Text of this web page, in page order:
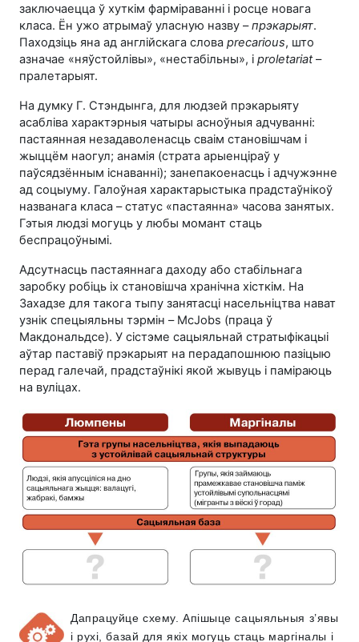
заключаецца ў хуткім фарміраванні і росце новага
класа. Ён ужо атрымаў уласную назву –прэкарыят.
Паходзіць яна ад англійскага слова precarious, што
азначае «няўстойлівы», «нестабільны», і proletariat–
пралетарыят.
На думку Г. Стэндынга, для людзей прэкарыяту
асабліва характэрныя чатыры асноўныя адчуванні:
пастаянная незадаволенасць сваім становішчам і
жыццём наогул; анамія (страта арыенціраў у
паўсядзённым існаванні); занепакоенасць і адчужэнне
ад соцыуму. Галоўная характарыстыка прадстаўнікоў
названага класа – статус «пастаянна» часова занятых.
Гэтыя людзі могуць у любы момант стаць
беспрацоўнымі.
Адсутнасць пастаяннага даходу або стабільнага
заробку робіць іх становішча хранічна хісткім. На
Захадзе для такога тыпу занятасці насельніцтва нават
узнік спецыяльны тэрмін – McJobs (праца ў
Макдональдсе). У сістэме сацыяльнай стратыфікацыі
аўтар паставіў прэкарыят на перадапошнюю пазіцыю
перад галечай, прадстаўнікі якой жывуць і паміраюць
на вуліцах.
Дапрацуйце схему. Апішыце сацыяльныя з’явы
і рухі, базай для якіх могуць стаць маргіналы і